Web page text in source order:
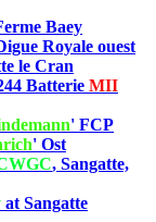
Baey
Royale ouest
le Cran
Batterie MII
' FCP
' Ost
, Sangatte,
at Sangatte